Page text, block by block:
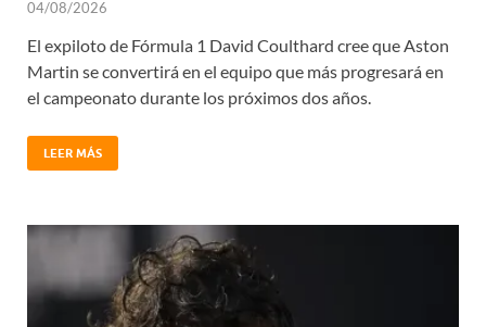
04/08/2026
El expiloto de Fórmula 1 David Coulthard cree que Aston
Martin se convertirá en el equipo que más progresará en
el campeonato durante los próximos dos años.
LEER MÁS